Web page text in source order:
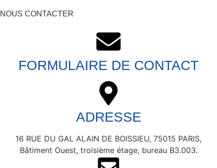
NOUS CONTACTER
FORMULAIRE DE CONTACT
ADRESSE
16 RUE DU GAL ALAIN DE BOISSIEU, 75015 PARIS,
Bâtiment Ouest, troisième étage, bureau B3.003.